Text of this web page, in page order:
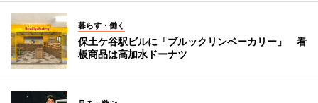
暮らす・働く
保土ケ谷駅ビルに「ブルックリンベーカリー」 看
板商品は高加水ドーナツ